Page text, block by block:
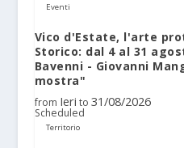
Eventi
Vico d'Estate, l'arte
Storico: dal 4 al 31
Bavenni - Giovanni
mostra"
from Ieri to 31/08/2026
Scheduled
Territorio